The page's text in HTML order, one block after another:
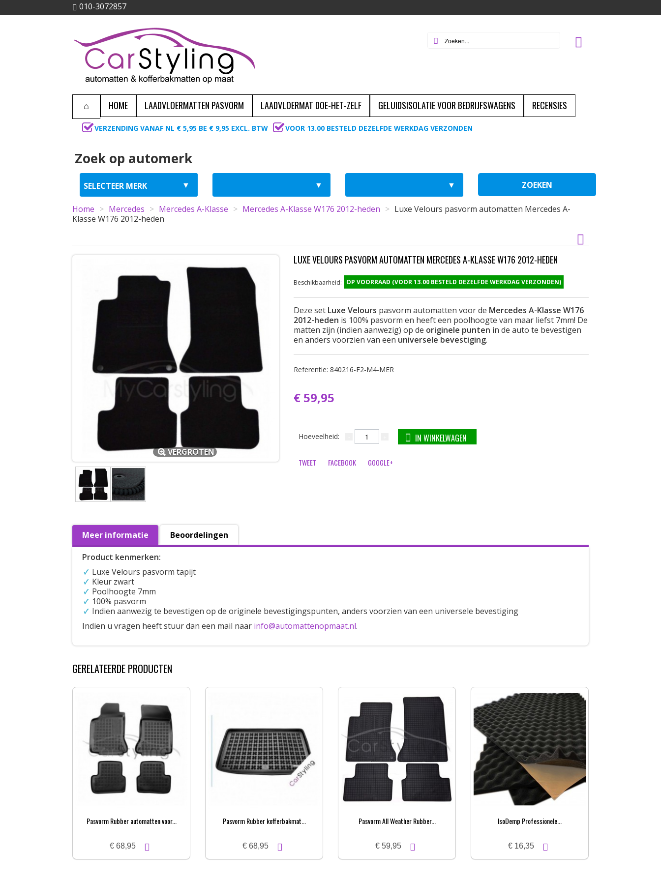
010-3072857
HOME LAADVLOERMATTEN PASVORM LAADVLOERMAT DOE-HET-ZELF GELUIDSISOLATIE VOOR BEDRIJFSWAGENS RECENSIES
VERZENDING VANAF NL € 5,95 BE € 9,95 EXCL. BTW VOOR 13.00 BESTELD DEZELFDE WERKDAG VERZONDEN
Zoek op automerk
ZOEKEN
Home > Mercedes > Mercedes A-Klasse > Mercedes A-Klasse W176 2012-heden > Luxe Velours pasvorm automatten Mercedes A-
Klasse W176 2012-heden
VERGROTEN
LUXE VELOURS PASVORM AUTOMATTEN MERCEDES A-KLASSE W176 2012-HEDEN
Beschikbaarheid: OP VOORRAAD (VOOR 13.00 BESTELD DEZELFDE WERKDAG VERZONDEN)
Deze set Luxe Velours pasvorm automatten voor de Mercedes A-Klasse W176
2012-heden is 100% pasvorm en heeft een poolhoogte van maar liefst 7mm! De
matten zijn (indien aanwezig) op de originele punten in de auto te bevestigen
en anders voorzien van een universele bevestiging.
Referentie: 840216-F2-M4-MER
€ 59,95
Hoeveelheid: IN WINKELWAGEN
TWEET FACEBOOK GOOGLE+
Meer informatie Beoordelingen
Product kenmerken:
Luxe Velours pasvorm tapijt
Kleur zwart
Poolhoogte 7mm
100% pasvorm
Indien aanwezig te bevestigen op de originele bevestigingspunten, anders voorzien van een universele bevestiging
Indien u vragen heeft stuur dan een mail naar info@automattenopmaat.nl.
GERELATEERDE PRODUCTEN
Pasvorm Rubber automatten voor...
€ 68,95
Pasvorm Rubber kofferbakmat...
€ 68,95
Pasvorm All Weather Rubber...
€ 59,95
IsoDemp Professionele...
€ 16,35